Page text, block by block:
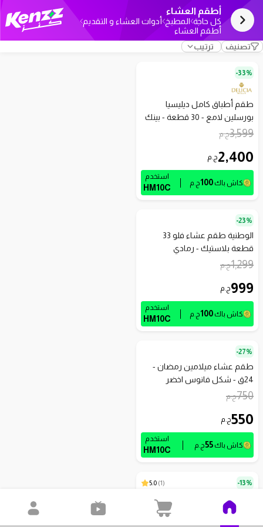
أطقم العشاء
كل حاجة المطبخ أدوات العشاء و التقديم
أطقم العشاء
تصنيف
ترتيب
33%-
طقم أطباق كامل ديليسيا
بورسلين لامع - 30 قطعة - بينك
وأبيض
3,599ج.م
2,400ج.م
كاش باك 100ج.م
استخدم
HM10C
23%-
الوطنية طقم عشاء فلو 33
قطعة بلاستيك - رمادي
1,299ج.م
999ج.م
كاش باك 100ج.م
استخدم
HM10C
27%-
طقم عشاء ميلامين رمضان -
24ق - شكل فانوس اخضر
750ج.م
550ج.م
كاش باك 55ج.م
استخدم
HM10C
13%-
(
1
)
5.0
طقم عشاء ايكيا كالاس - 36